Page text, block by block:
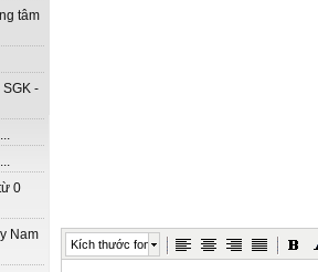
tâm
-
0
Nam
Kích thước font